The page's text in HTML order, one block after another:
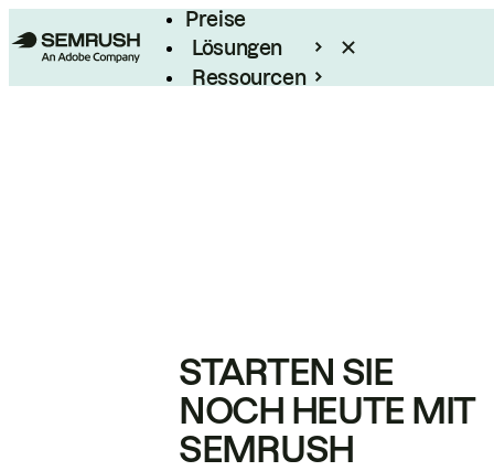
Preise
Lösungen
Ressourcen
STARTEN SIE
NOCH HEUTE MIT
SEMRUSH